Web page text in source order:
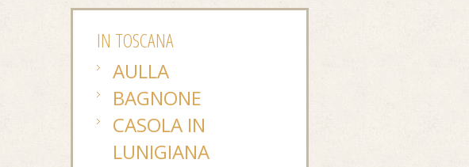
IN TOSCANA
AULLA
BAGNONE
CASOLA IN
LUNIGIANA